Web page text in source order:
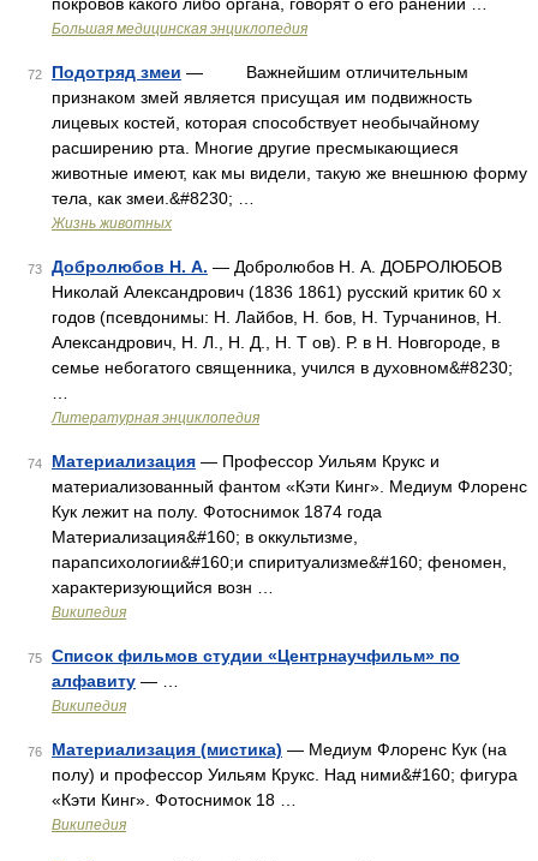
Большая медицинская энциклопедия
72 Подотряд змеи — Важнейшим отличительным
признаком змей является присущая им подвижность
лицевых костей, которая способствует необычайному
расширению рта. Многие другие пресмыкающиеся
животные имеют, как мы видели, такую же внешнюю форму
тела, как змеи.&#8230; …
Жизнь животных
73 Добролюбов Н. А. — Добролюбов Н. А. ДОБРОЛЮБОВ
Николай Александрович (1836 1861) русский критик 60 х
годов (псевдонимы: Н. Лайбов, Н. бов, Н. Турчанинов, Н.
Александрович, Н. Л., Н. Д., Н. Т ов). Р. в Н. Новгороде, в
семье небогатого священника, учился в духовном&#8230;
Литературная энциклопедия
74 Материализация — Профессор Уильям Крукс и
материализованный фантом «Кэти Кинг». Медиум Флоренс
Кук лежит на полу. Фотоснимок 1874 года
Материализация&#160; в оккультизме,
парапсихологии&#160;и спиритуализме&#160; феномен,
характеризующийся возн …
Википедия
75
Список фильмов студии «Центрнаучфильм» по
алфавиту — …
Википедия
76 Материализация (мистика) — Медиум Флоренс Кук (на
полу) и профессор Уильям Крукс. Над ними&#160; фигура
«Кэти Кинг». Фотоснимок 18 …
Википедия